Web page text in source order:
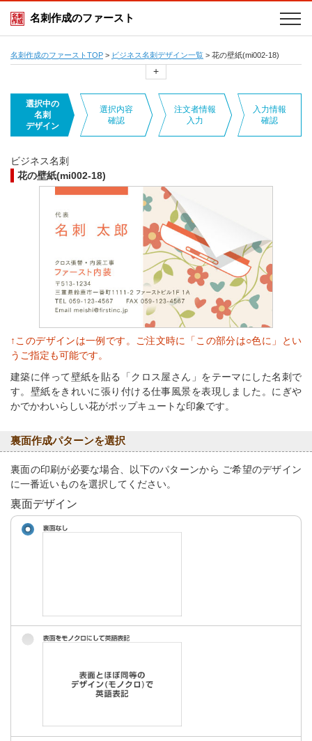
名刺作成のファースト
名刺作成のファーストTOP > ビジネス名刺デザイン一覧 > 花の壁紙(mi002-18)
+
選択中の
名刺
デザイン
選択内容
確認
注文者情報
入力
入力情報
確認
ビジネス名刺
花の壁紙(mi002-18)
↑このデザインは一例です。ご注文時に「この部分は○色に」とい
うご指定も可能です。
建築に伴って壁紙を貼る「クロス屋さん」をテーマにした名刺で
す。壁紙をきれいに張り付ける仕事風景を表現しました。にぎや
かでかわいらしい花がポップキュートな印象です。
裏面作成パターンを選択
裏面の印刷が必要な場合、以下のパターンから ご希望のデザイン
に一番近いものを選択してください。
裏面デザイン